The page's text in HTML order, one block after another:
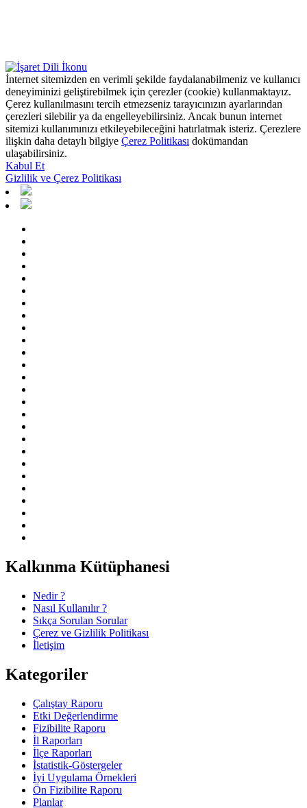
İnternet sitemizden en verimli şekilde faydalanabilmeniz ve kullanıcı
deneyiminizi geliştirebilmek için çerezler (cookie) kullanmaktayız.
Çerez kullanılmasını tercih etmezseniz tarayıcınızın ayarlarından
çerezleri silebilir ya da engelleyebilirsiniz. Ancak bunun internet
sitemizi kullanımınızı etkileyebileceğini hatırlatmak isteriz. Çerezlere
ilişkin daha detaylı bilgiye Çerez Politikası dokümandan
ulaşabilirsiniz.
Kabul Et
Gizlilik ve Çerez Politikası
Kalkınma Kütüphanesi
Nedir ?
Nasıl Kullanılır ?
Sıkça Sorulan Sorular
Çerez ve Gizlilik Politikası
İletişim
Kategoriler
Çalıştay Raporu
Etki Değerlendirme
Fizibilite Raporu
İl Raporları
İlçe Raporları
İstatistik-Göstergeler
İyi Uygulama Örnekleri
Ön Fizibilite Raporu
Planlar